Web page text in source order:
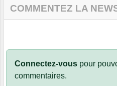
COMMENTEZ LA
Connectez-vous pour
commentaires.